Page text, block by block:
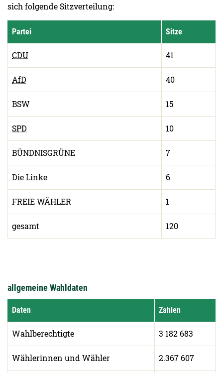
sich folgende Sitzverteilung:
Partei Sitze
CDU 41
AfD 40
BSW 15
SPD 10
BÜNDNISGRÜNE 7
Die Linke 6
FREIE WÄHLER 1
gesamt 120
allgemeine Wahldaten
Daten Zahlen
Wahlberechtigte 3 182 683
Wählerinnen und Wähler 2.367 607